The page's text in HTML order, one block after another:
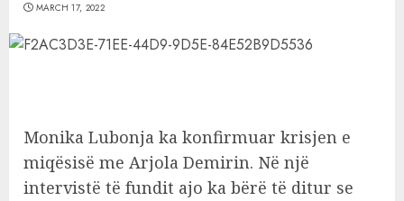
MARCH 17, 2022
Monika Lubonja ka konfirmuar krisjen e
miqësisë me Arjola Demirin. Në një
intervistë të fundit ajo ka bërë të ditur se